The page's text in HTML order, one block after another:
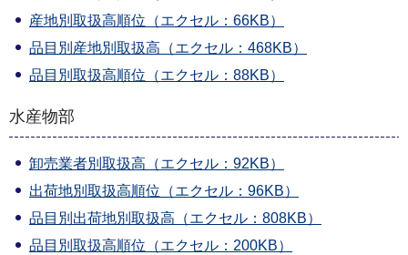
産地別取扱高順位（エクセル：66KB）
品目別産地別取扱高（エクセル：468KB）
品目別取扱高順位（エクセル：88KB）
水産物部
卸売業者別取扱高（エクセル：92KB）
出荷地別取扱高順位（エクセル：96KB）
品目別出荷地別取扱高（エクセル：808KB）
品目別取扱高順位（エクセル：200KB）